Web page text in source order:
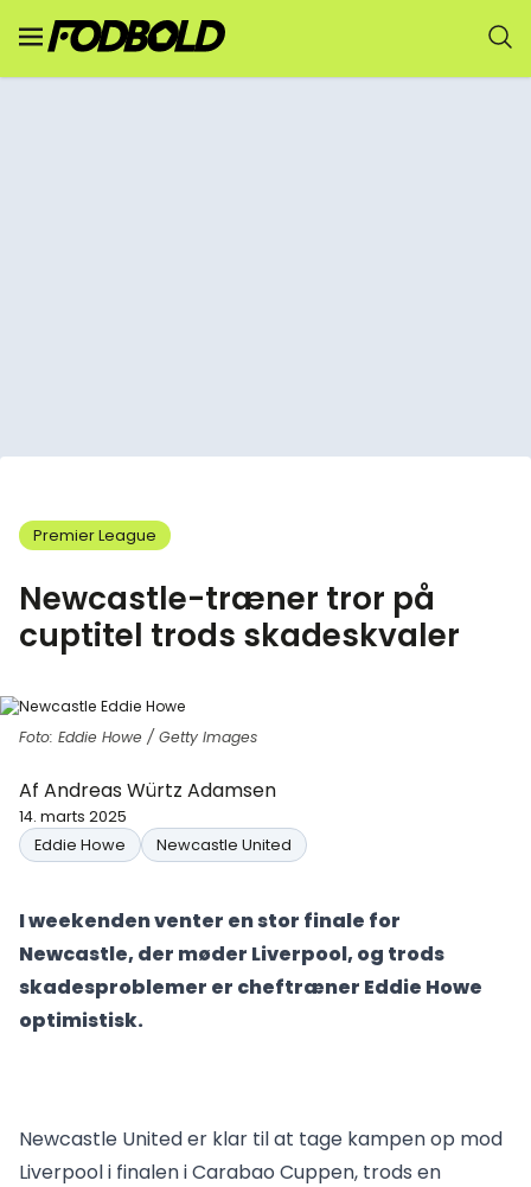
Premier League
Newcastle-træner tror på
cuptitel trods skadeskvaler
Foto: Eddie Howe / Getty Images
Af Andreas Würtz Adamsen
14. marts 2025
Eddie Howe
Newcastle United
I weekenden venter en stor finale for
Newcastle, der møder Liverpool, og trods
skadesproblemer er cheftræner Eddie Howe
optimistisk.
Newcastle United er klar til at tage kampen op mod
Liverpool i finalen i Carabao Cuppen, trods en